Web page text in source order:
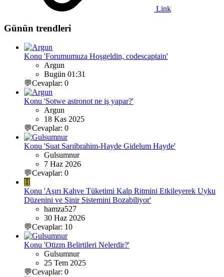
Link
Günün trendleri
Konu 'Forumumuza Hoşgeldin, codescaptain'
Argun
Bugün 01:31
💬Cevaplar: 0
Konu 'Sotwe astronot ne iş yapar?'
Argun
18 Kas 2025
💬Cevaplar: 0
Konu 'Suat Sarıibrahim-Hayde Gidelum Hayde'
Gulsumnur
7 Haz 2026
💬Cevaplar: 0
H
Konu 'Aşırı Kahve Tüketimi Kalp Ritmini Etkileyerek Uyku
Düzenini ve Sinir Sistemini Bozabiliyor'
hamza527
30 Haz 2026
💬Cevaplar: 10
Konu 'Otizm Belirtileri Nelerdir?'
Gulsumnur
25 Tem 2025
💬Cevaplar: 0